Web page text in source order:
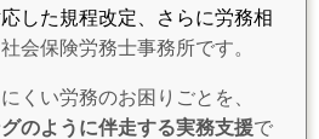
した規程改定、さらに労務相
社会保険労務士事務所です。
くい労務のお困りごとを、
のように伴走する実務支援で